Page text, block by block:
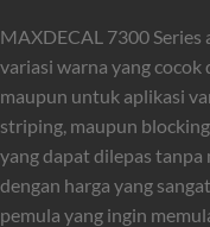
MAXDECAL 7300
variasi warna yang
maupun untuk aplikasi
striping, maupun
yang dapat dilepas
dengan harga yang
pemula yang ingin